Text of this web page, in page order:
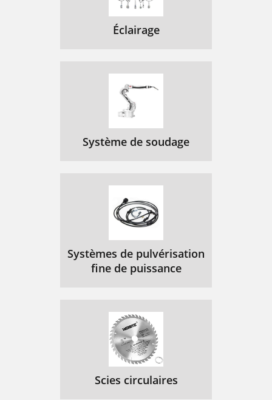
Éclairage
Système de soudage
Systèmes de pulvérisation
fine de puissance
Scies circulaires